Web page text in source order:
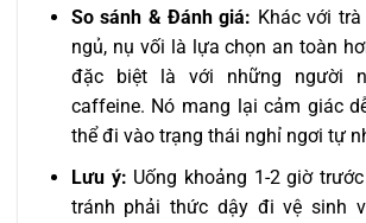
So sánh & Đánh giá: Khác với
ngủ, nụ vối là lựa chọn an toàn
đặc biệt là với những người
caffeine. Nó mang lại cảm giác
thể đi vào trạng thái nghỉ ngơi tự
Lưu ý: Uống khoảng 1-2 giờ
tránh phải thức dậy đi vệ sinh